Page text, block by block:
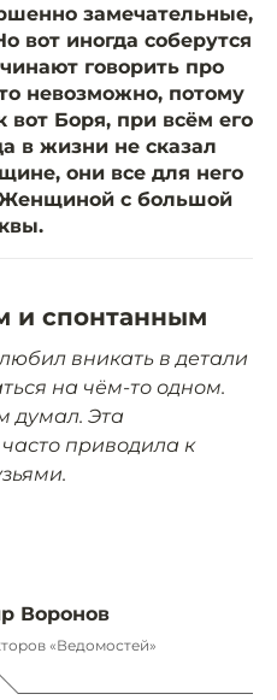
замечательные,
вот иногда соберутся
говорить про
невозможно, потому
вот Боря, при всём его
в жизни не сказал
они все для него
с большой
и спонтанным
вникать в детали
на чём-то одном.
думал. Эта
приводила к
Воронов
«Ведомостей»